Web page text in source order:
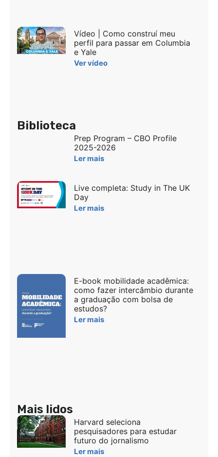
Vídeo | Como construí meu
perfil para passar em Columbia
e Yale
Ver vídeo
Biblioteca
Prep Program – CBO Profile
2025-2026
Ler mais
Live completa: Study in The UK
Day
Ler mais
E-book mobilidade acadêmica:
como fazer intercâmbio durante
a graduação com bolsa de
estudos?
Ler mais
Mais lidos
Harvard seleciona
pesquisadores para estudar
futuro do jornalismo
Ler mais